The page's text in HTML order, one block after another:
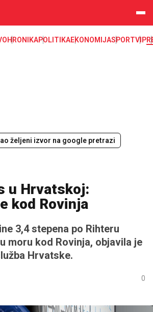
HRONIKAPOLITIKAEKONOMIJASPORTVIP
željeni izvor na google pretrazi
u Hrvatskoj:
kod Rovinja
3,4 stepena po Rihteru
moru kod Rovinja, objavila je
Hrvatske.
0